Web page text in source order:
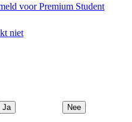
voor Premium Student
niet
Ja Nee